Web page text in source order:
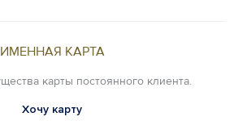
ИМЕННАЯ КАРТА
карты постоянного клиента.
Хочу карту